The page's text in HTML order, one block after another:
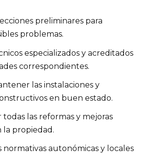
preliminares para
problemas.
especializados y acreditados
correspondientes.
las instalaciones y
en buen estado.
las reformas y mejoras
la propiedad.
normativas autonómicas y locales